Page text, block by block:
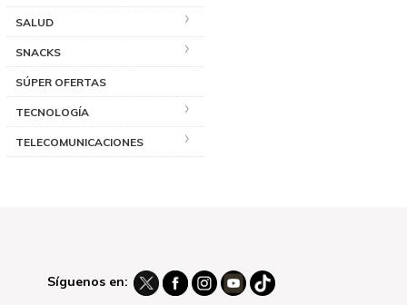
SALUD
SNACKS
SÚPER OFERTAS
TECNOLOGÍA
TELECOMUNICACIONES
Síguenos en: